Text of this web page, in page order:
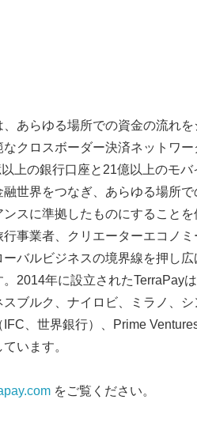
あらゆる場所での資金の流れ
クロスボーダー決済ネットワ
上の銀行口座と21億以上のモ
世界をつなぎ、あらゆる場所
スに準拠したものにすること
事業者、クリエーターエコノ
バルビジネスの境界線を押し
2014年に設立されたTerraPay
ブルク、ナイロビ、ミラノ、
、世界銀行）、Prime
います。
をご覧ください。
English